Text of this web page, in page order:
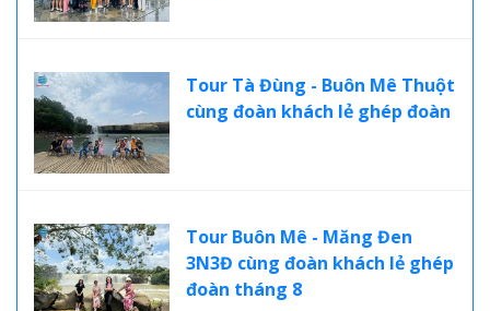
Tour Tà Đùng - Buôn Mê Thuột
cùng đoàn khách lẻ ghép đoàn
Tour Buôn Mê - Măng Đen
3N3Đ cùng đoàn khách lẻ ghép
đoàn tháng 8